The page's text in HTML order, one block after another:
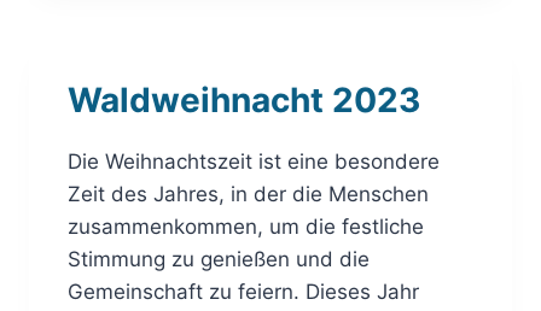
S
U
Z
E
D
E
Waldweihnacht 2023
Die Weihnachtszeit ist eine besondere
Zeit des Jahres, in der die Menschen
zusammenkommen, um die festliche
Stimmung zu genießen und die
Gemeinschaft zu feiern. Dieses Jahr